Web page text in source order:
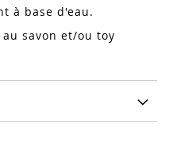
à base d'eau.
savon et/ou toy